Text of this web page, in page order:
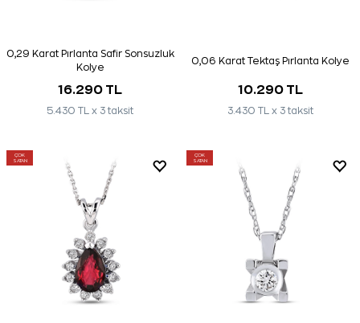
0,29 Karat Pırlanta Safir Sonsuzluk
Kolye
16.290 TL
5.430 TL x 3 taksit
0,06 Karat Tektaş Pırlanta Kolye
10.290 TL
3.430 TL x 3 taksit
ÇOK
SATAN
ÇOK
SATAN